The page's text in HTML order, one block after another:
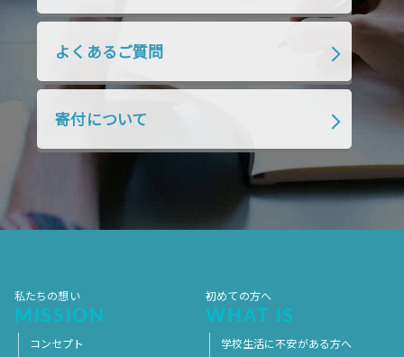
2018年7月 2018年6月
2018年4月 2018年3月 2018年2月
2018年1月 2017年12月
2017年10月 2017年9月 2017年8月
2017年5月
2017年4月
よくあるご質問
寄付について
私たちの想い
MISSION
コンセプト
初めての方へ
WHAT IS
学校生活に不安がある方へ